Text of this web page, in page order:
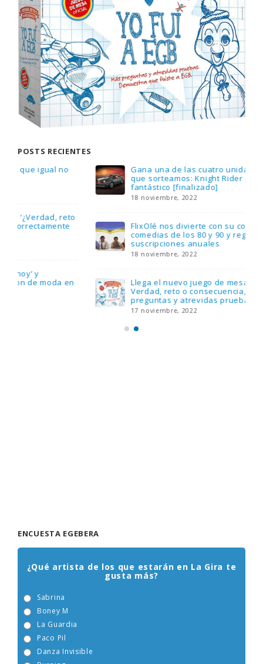
POSTS RECIENTES
Gana una de las cuatro unidades de PLAYMOBIL
que sorteamos: Knight Rider – El coche
fantástico [finalizado]
FlixOlé nos divierte con su colección de
comedias de los 80 y 90 y regalamos tres
suscripciones anuales
Llega el nuevo juego de mesa Yo Fui a EGB:
Verdad, reto o consecuencia, con más
preguntas y atrevidas pruebas
¿Qué artista de los que estarán en La Gira te
gusta más?
Boney M
La Guardia